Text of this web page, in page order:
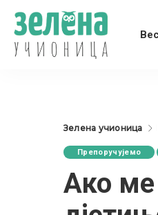
Зелена учионица
Препоручујемо
Ако ме